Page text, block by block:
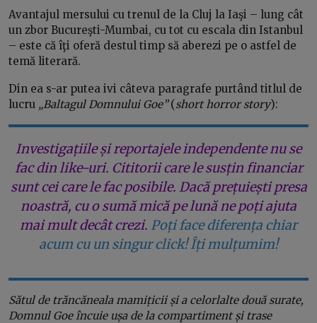
Avantajul mersului cu trenul de la Cluj la Iaşi – lung cât
un zbor Bucureşti-Mumbai, cu tot cu escala din Istanbul
– este că îţi oferă destul timp să aberezi pe o astfel de
temă literară.
Din ea s-ar putea ivi câteva paragrafe purtând titlul de
lucru „Baltagul Domnului Goe”(short horror story):
Investigațiile și reportajele independente nu se
fac din like-uri. Cititorii care le susțin financiar
sunt cei care le fac posibile. Dacă prețuiești presa
noastră, cu o sumă mică pe lună ne poți ajuta
mai mult decât crezi. Poți face diferența chiar
acum cu un singur click! Îți mulțumim!
Sătul de trăncăneala mamițicii și a celorlalte două surate,
Domnul Goe încuie ușa de la compartiment și trase